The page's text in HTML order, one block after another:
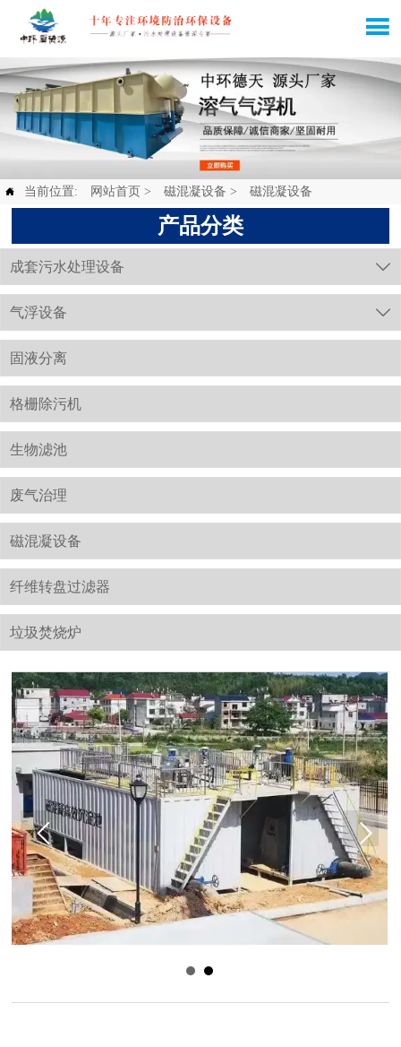

 当前位置: 网站首页 > 磁混凝设备 > 磁混凝设备
产品分类
成套污水处理设备 
气浮设备 
固液分离
格栅除污机
生物滤池
废气治理
磁混凝设备
纤维转盘过滤器
垃圾焚烧炉